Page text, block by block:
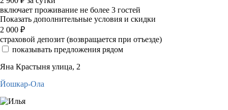
включает проживание не более 3 гостей
Показать дополнительные условия и скидки
2 000 ₽
страховой депозит (возвращается при отъезде)
показывать предложения рядом
Яна Крастыня улица, 2
Йошкар-Ола